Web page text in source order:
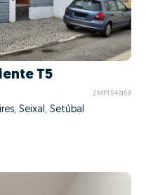
T5
ZMPT540159
Seixal, Setúbal